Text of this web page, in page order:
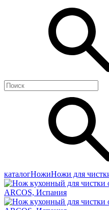
каталогНожиНожи для